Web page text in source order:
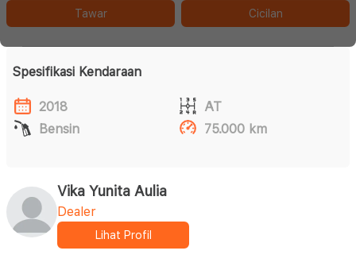
Tawar Cicilan
Spesifikasi Kendaraan
2018
AT
Bensin
75.000 km
Vika Yunita Aulia
Dealer
Lihat Profil